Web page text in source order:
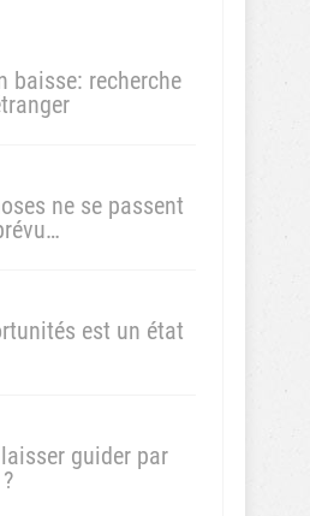
Concilier
possible !